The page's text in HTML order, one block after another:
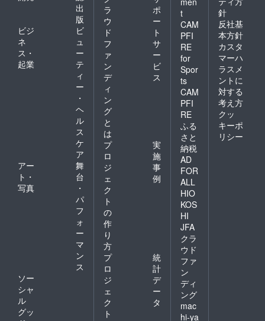
出
版
ビジ
ネ
ス・
起業
ビ
ュ
ー
テ
ィ
ー
・
ヘ
ル
ス
ケ
ア
アー
ト・
写真
舞
台
・
パ
フ
ォ
ー
マ
ン
ス
ソー
シャ
ル
グッ
ラ
ウ
ド
フ
ァ
ン
デ
ィ
ン
グ
と
は
ポ
ー
ト
サ
ー
ビ
ス
プ
ロ
ジ
ェ
ク
ト
の
作
り
方
実
施
事
例
プ
ロ
ジ
ェ
ク
ト
統
計
デ
ー
タ
t
CAM
PFI
RE
for
Spor
ts
CAM
PFI
RE
ふる
さと
納税
AD
FOR
ALL
HIO
KOS
HI
JFA
クラ
ウド
ファ
ン
ディ
ング
mac
hi-ya
針
反社基
本方針
カスタ
マーハ
ラスメ
ントに
対する
考え方
クッ
キーポ
リシー